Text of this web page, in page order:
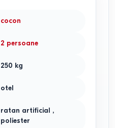
cocon
2 persoane
250 kg
otel
ratan artificial ,
poliester